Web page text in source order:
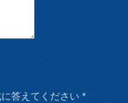
答えてください*